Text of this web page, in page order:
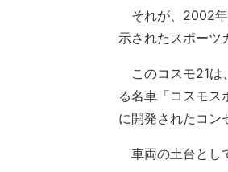
それが、2002年
示されたスポーツ
このコスモ21は
る名車「コスモス
に開発されたコン
車両の土台とし